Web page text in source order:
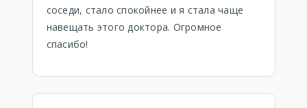
соседи, стало спокойнее и я стала чаще
навещать этого доктора. Огромное
спасибо!